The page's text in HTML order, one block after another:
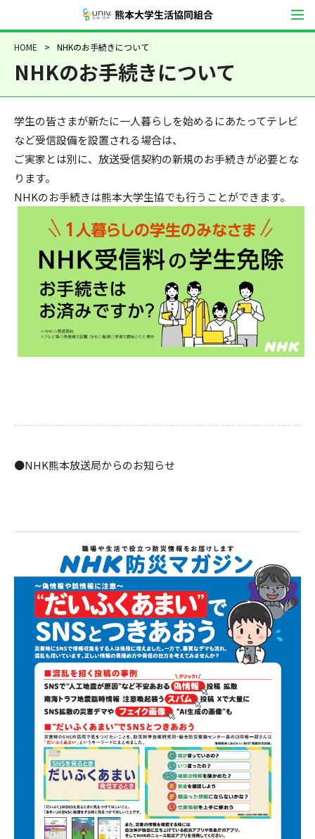
熊本大学生活協
HOME NHKのお手続きについて
NHKのお手続きについて
学生の皆さまが新たに一人暮らしを始めるにあたってテレビ
など受信設備を設置される場合は、
ご実家とは別に、放送受信契約の新規のお手続きが必要とな
ります。
NHKのお手続きは熊本大学生協でも行うことができます。
●NHK熊本放送局からのお知らせ